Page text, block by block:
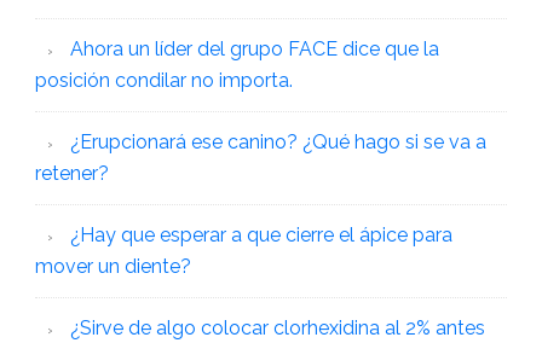
Ahora un líder del grupo FACE dice que la
posición condilar no importa.
¿Erupcionará ese canino? ¿Qué hago si se va a
retener?
¿Hay que esperar a que cierre el ápice para
mover un diente?
¿Sirve de algo colocar clorhexidina al 2% antes